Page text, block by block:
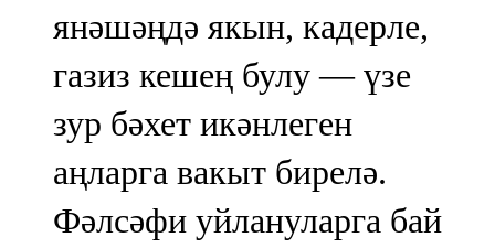
янәшәңдә якын, кадерле,
газиз кешең булу — үзе
зур бәхет икәнлеген
аңларга вакыт бирелә.
Фәлсәфи уйлануларга бай